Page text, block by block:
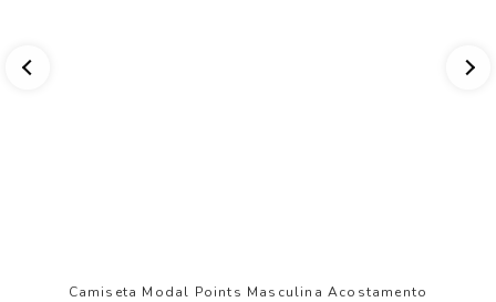
Camiseta Modal Points Masculina Acostamento